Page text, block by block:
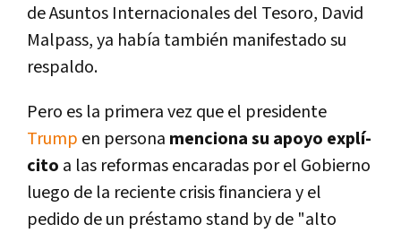
de Asuntos Internacionales del Tesoro, David
Malpass, ya habí­a también manifestado su
respaldo.
Pero es la primera vez que el presidente
Trump en persona menciona su apoyo explí­
cito a las reformas encaradas por el Gobierno
luego de la reciente crisis financiera y el
pedido de un préstamo stand by de "alto